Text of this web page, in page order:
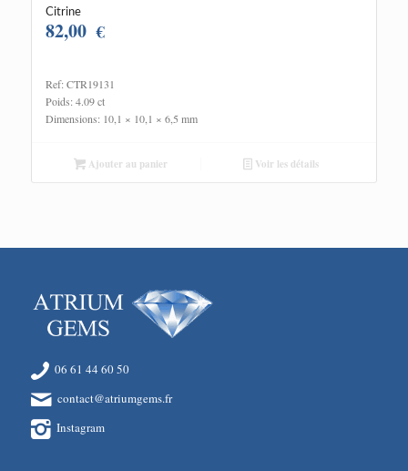
Citrine
82,00 €
Ref: CTR19131
Poids: 4.09 ct
Dimensions: 10,1 × 10,1 × 6,5 mm
Ajouter au panier Voir les détails
06 61 44 60 50
contact@atriumgems.fr
Instagram